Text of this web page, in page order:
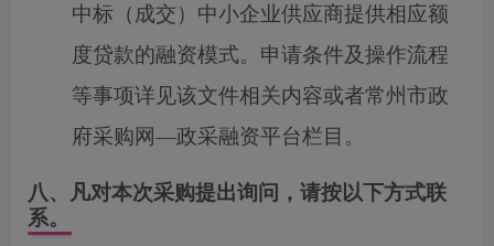
中标（成交）中小企业供应商提供相应额
度贷款的融资模式。申请条件及操作流程
等事项详见该文件相关内容或者常州市政
府采购网—政采融资平台栏目。
八、凡对本次采购提出询问，请按以下方式联
系。